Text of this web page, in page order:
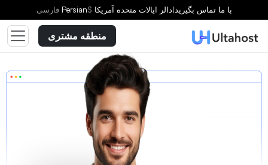
با ما تماس بگیرید!دالر ایالات متحده آمریکا $
Persian فارسى
منطقه مشتری